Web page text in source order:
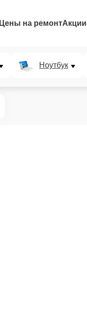
Цены на ремонтАкции
Ноутбук